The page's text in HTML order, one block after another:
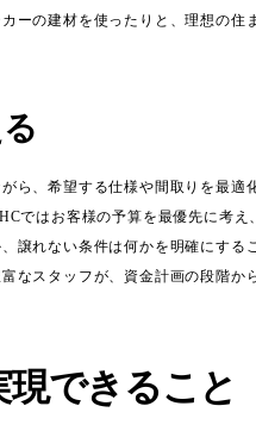
ーの建材を使ったりと、理想の
ら、希望する仕様や間取りを最
ではお客様の予算を最優先に考
譲れない条件は何かを明確にする
なスタッフが、資金計画の段階か
できること